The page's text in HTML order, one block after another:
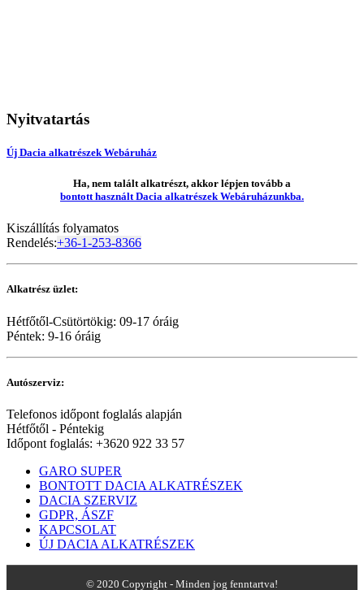
Nyitvatartás
Új Dacia alkatrészek Webáruház
Ha, nem talált alkatrészt, akkor lépjen tovább a
bontott használt Dacia alkatrészek Webáruházunkba.
Kiszállítás folyamatos
Rendelés:+36-1-253-8366
Alkatrész üzlet:
Hétfőtől-Csütörtökig: 09-17 óráig
Péntek: 9-16 óráig
Autószerviz:
Telefonos időpont foglalás alapján
Hétfőtől - Péntekig
Időpont foglalás: +3620 922 33 57
GARO SUPER
BONTOTT DACIA ALKATRÉSZEK
DACIA SZERVIZ
GDPR, ÁSZF
KAPCSOLAT
ÚJ DACIA ALKATRÉSZEK
© 2020 Copyright - Minden jog fenntartva!